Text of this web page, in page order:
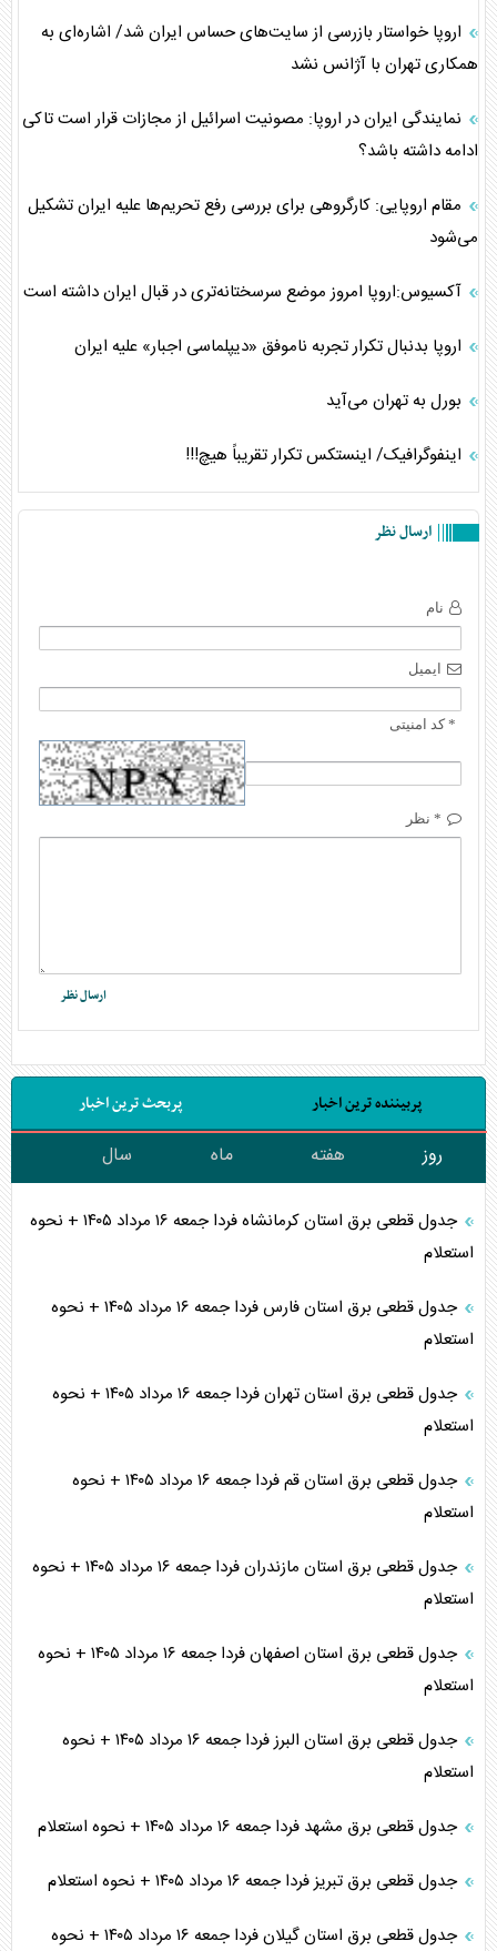
اروپا خواستار بازرسی از سایت‌های حساس ایران شد/ اشاره‌ای به
همکاری تهران با آژانس نشد
نمایندگی ایران در اروپا: مصونیت اسرائیل از مجازات قرار است تاکی
ادامه داشته باشد؟
مقام اروپایی: کارگروهی برای بررسی رفع تحریم‌ها علیه ایران تشکیل
می‌شود
آکسیوس:اروپا امروز موضع سرسختانه‌تری در قبال ایران داشته است
اروپا بدنبال تکرار تجربه ناموفق «دیپلماسی اجبار» علیه ایران
بورل به تهران می‌آید
اینفوگرافیک/ اینستکس تکرار تقریباً هیچ‌!!!
ارسال نظر
نام
ایمیل
* کد امنیتی
* نظر
پربیننده ترین اخبار پربحث ترین اخبار
روز هفته ماه سال
جدول قطعی برق استان کرمانشاه فردا جمعه ۱۶ مرداد ۱۴۰۵ + نحوه
استعلام
جدول قطعی برق استان فارس فردا جمعه ۱۶ مرداد ۱۴۰۵ + نحوه
استعلام
جدول قطعی برق استان تهران فردا جمعه ۱۶ مرداد ۱۴۰۵ + نحوه
استعلام
جدول قطعی برق استان قم فردا جمعه ۱۶ مرداد ۱۴۰۵ + نحوه
استعلام
جدول قطعی برق استان مازندران فردا جمعه ۱۶ مرداد ۱۴۰۵ + نحوه
استعلام
جدول قطعی برق استان اصفهان فردا جمعه ۱۶ مرداد ۱۴۰۵ + نحوه
استعلام
جدول قطعی برق استان البرز فردا جمعه ۱۶ مرداد ۱۴۰۵ + نحوه
استعلام
جدول قطعی برق مشهد فردا جمعه ۱۶ مرداد ۱۴۰۵ + نحوه استعلام
جدول قطعی برق تبریز فردا جمعه ۱۶ مرداد ۱۴۰۵ + نحوه استعلام
جدول قطعی برق استان گیلان فردا جمعه ۱۶ مرداد ۱۴۰۵ + نحوه